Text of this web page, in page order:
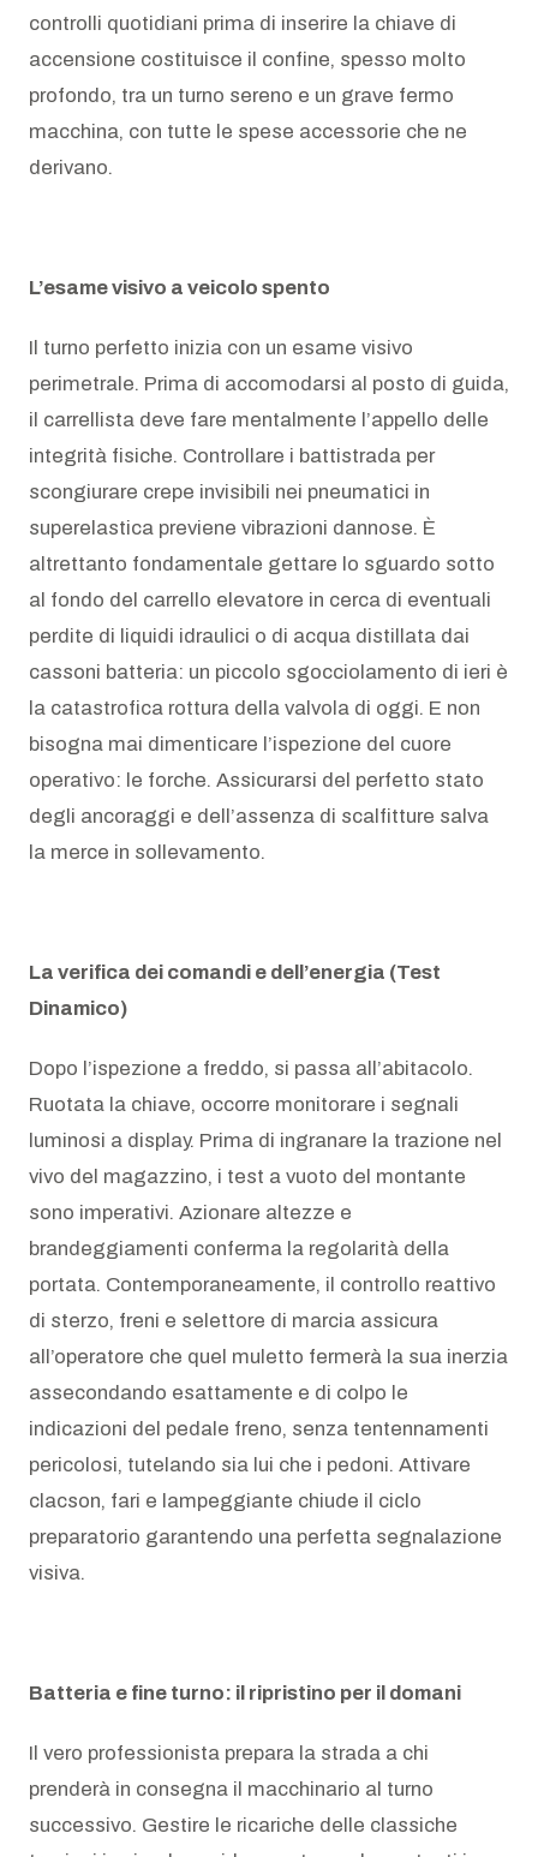
controlli quotidiani prima di inserire la chiave di
accensione costituisce il confine, spesso molto
profondo, tra un turno sereno e un grave fermo
macchina, con tutte le spese accessorie che ne
derivano.
L’esame visivo a veicolo spento
Il turno perfetto inizia con un esame visivo
perimetrale. Prima di accomodarsi al posto di guida,
il carrellista deve fare mentalmente l’appello delle
integrità fisiche. Controllare i battistrada per
scongiurare crepe invisibili nei pneumatici in
superelastica previene vibrazioni dannose. È
altrettanto fondamentale gettare lo sguardo sotto
al fondo del carrello elevatore in cerca di eventuali
perdite di liquidi idraulici o di acqua distillata dai
cassoni batteria: un piccolo sgocciolamento di ieri è
la catastrofica rottura della valvola di oggi. E non
bisogna mai dimenticare l’ispezione del cuore
operativo: le forche. Assicurarsi del perfetto stato
degli ancoraggi e dell’assenza di scalfitture salva
la merce in sollevamento.
La verifica dei comandi e dell’energia (Test
Dinamico)
Dopo l’ispezione a freddo, si passa all’abitacolo.
Ruotata la chiave, occorre monitorare i segnali
luminosi a display. Prima di ingranare la trazione nel
vivo del magazzino, i test a vuoto del montante
sono imperativi. Azionare altezze e
brandeggiamenti conferma la regolarità della
portata. Contemporaneamente, il controllo reattivo
di sterzo, freni e selettore di marcia assicura
all’operatore che quel muletto fermerà la sua inerzia
assecondando esattamente e di colpo le
indicazioni del pedale freno, senza tentennamenti
pericolosi, tutelando sia lui che i pedoni. Attivare
clacson, fari e lampeggiante chiude il ciclo
preparatorio garantendo una perfetta segnalazione
visiva.
Batteria e fine turno: il ripristino per il domani
Il vero professionista prepara la strada a chi
prenderà in consegna il macchinario al turno
successivo. Gestire le ricariche delle classiche